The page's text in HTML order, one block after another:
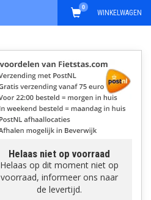
WINKELWAGEN
0
Helaas niet op voorraad
Helaas op dit moment niet op
voorraad, informeer ons naar
de levertijd.